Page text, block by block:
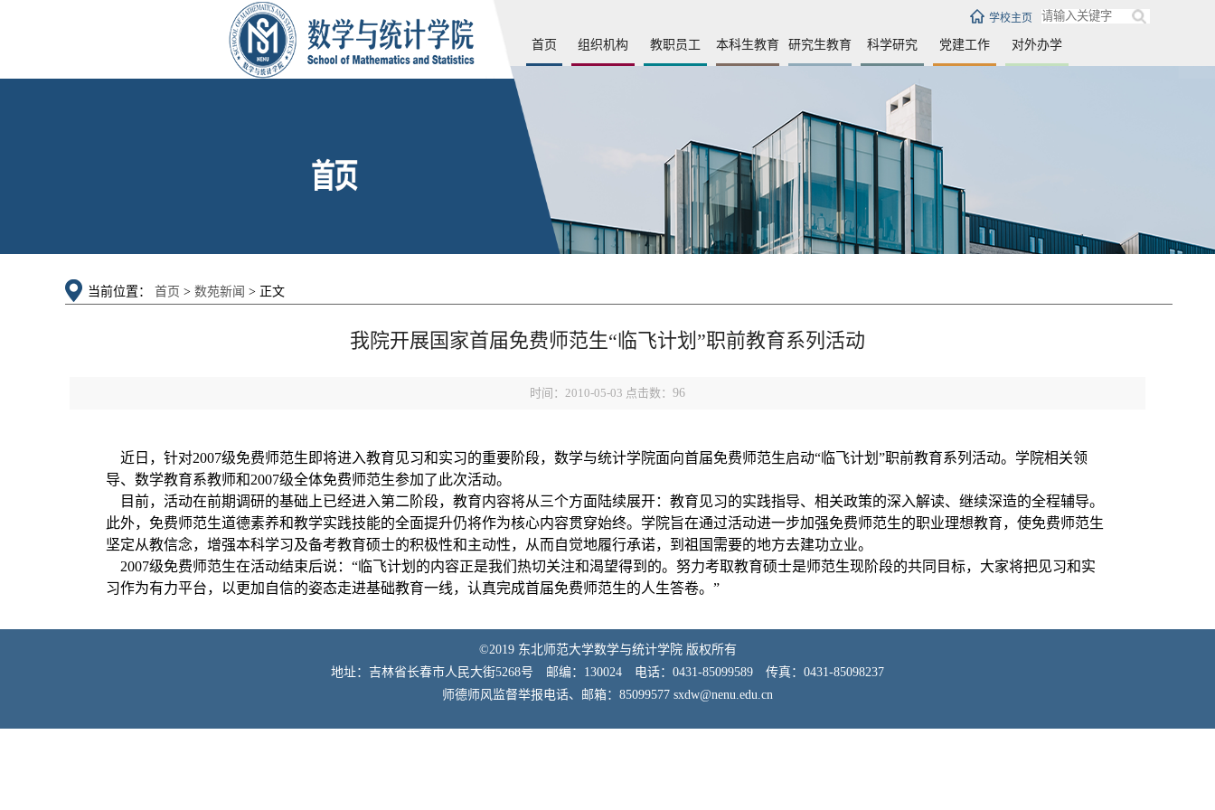
学校主页
首页 组织机构 教职员工 本科生教育 研究生教育 科学研究 党建工作 对外办学
当前位置： 首页 > 数苑新闻 > 正文
我院开展国家首届免费师范生“临飞计划”职前教育系列活动
时间：2010-05-03 点击数： 96
近日，针对2007级免费师范生即将进入教育见习和实习的重要阶段，数学与统计学院面向首届免费师范生启动“临飞计划”职前教育系列活动。学院相关领
导、数学教育系教师和2007级全体免费师范生参加了此次活动。
目前，活动在前期调研的基础上已经进入第二阶段，教育内容将从三个方面陆续展开：教育见习的实践指导、相关政策的深入解读、继续深造的全程辅导。
此外，免费师范生道德素养和教学实践技能的全面提升仍将作为核心内容贯穿始终。学院旨在通过活动进一步加强免费师范生的职业理想教育，使免费师范生
坚定从教信念，增强本科学习及备考教育硕士的积极性和主动性，从而自觉地履行承诺，到祖国需要的地方去建功立业。
2007级免费师范生在活动结束后说：“临飞计划的内容正是我们热切关注和渴望得到的。努力考取教育硕士是师范生现阶段的共同目标，大家将把见习和实
习作为有力平台，以更加自信的姿态走进基础教育一线，认真完成首届免费师范生的人生答卷。”
©2019 东北师范大学数学与统计学院 版权所有
地址：吉林省长春市人民大街5268号 邮编：130024 电话：0431-85099589 传真：0431-85098237
师德师风监督举报电话、邮箱：85099577 sxdw@nenu.edu.cn